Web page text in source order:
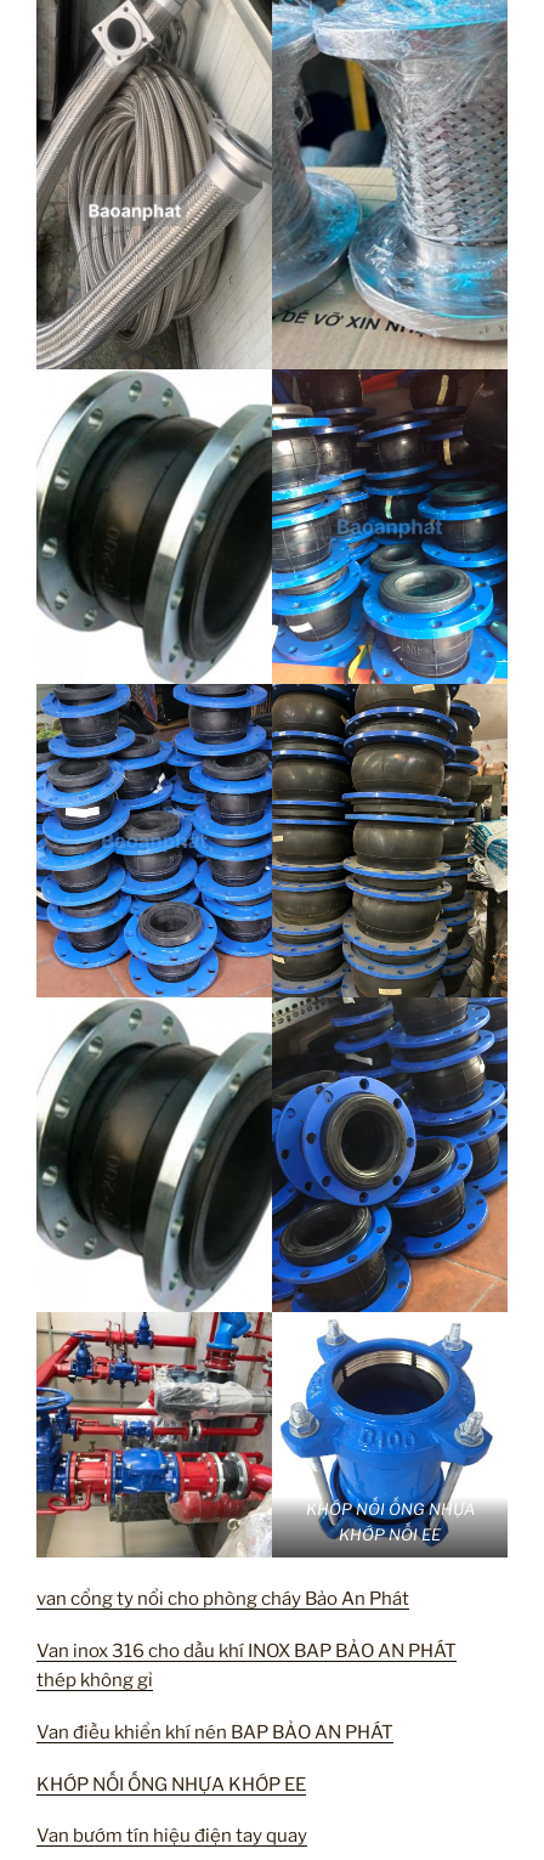
KHỚP NỐI ỐNG NHỰA
KHỚP NỐI EE
van cổng ty nổi cho phòng cháy Bảo An Phát
Van inox 316 cho dầu khí INOX BAP BẢO AN PHÁT
thép không gỉ
Van điều khiển khí nén BAP BẢO AN PHÁT
KHỚP NỐI ỐNG NHỰA KHỚP EE
Van bướm tín hiệu điện tay quay